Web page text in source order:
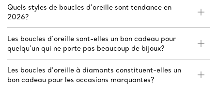
Quels styles de boucles d’oreille sont tendance en
2026?
Les boucles d’oreille sont-elles un bon cadeau pour
quelqu’un qui ne porte pas beaucoup de bijoux?
Les boucles d’oreille à diamants constituent-elles un
bon cadeau pour les occasions marquantes?